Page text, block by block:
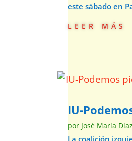
este sábado en
leer más
IU-
por José María Díaz